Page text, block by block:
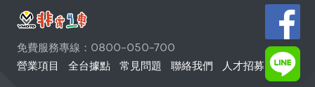
免費服務專線：0800-050-700
營業項目
全台據點 常見問題 聯絡我們 人才招募